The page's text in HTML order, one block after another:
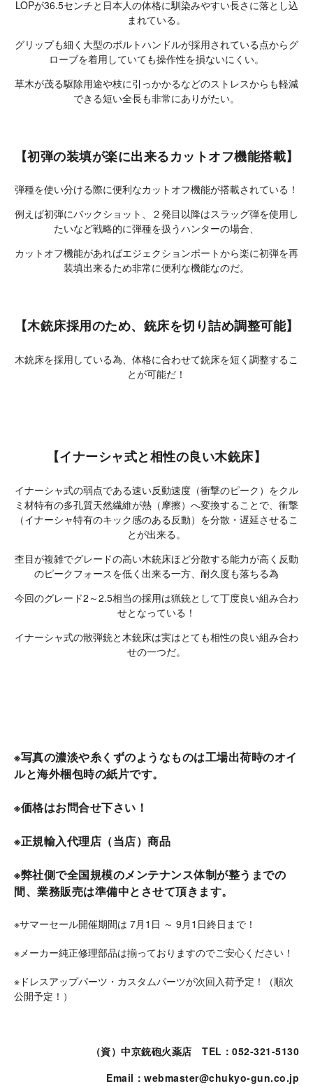
LOPが36.5センチと日本人の体格に馴染みやすい長さに落とし込
まれている。
グリップも細く大型のボルトハンドルが採用されている点からグ
ローブを着用していても操作性を損ないにくい。
草木が茂る駆除用途や枝に引っかかるなどのストレスからも軽減
できる短い全長も非常にありがたい。
【初弾の装填が楽に出来るカットオフ機能搭載】
弾種を使い分ける際に便利なカットオフ機能が搭載されている！
例えば初弾にバックショット、２発目以降はスラッグ弾を使用し
たいなど戦略的に弾種を扱うハンターの場合、
カットオフ機能があればエジェクションポートから楽に初弾を再
装填出来るため非常に便利な機能なのだ。
【木銃床採用のため、銃床を切り詰め調整可能】
木銃床を採用している為、体格に合わせて銃床を短く調整するこ
とが可能だ！
【イナーシャ式と相性の良い木銃床】
イナーシャ式の弱点である速い反動速度（衝撃のピーク）をクル
ミ材特有の多孔質天然繊維が熱（摩擦）へ変換することで、衝撃
（イナーシャ特有のキック感のある反動）を分散・遅延させるこ
とが出来る。
杢目が複雑でグレードの高い木銃床ほど分散する能力が高く反動
のピークフォースを低く出来る一方、耐久度も落ちる為
今回のグレード2～2.5相当の採用は猟銃として丁度良い組み合わ
せとなっている！
イナーシャ式の散弾銃と木銃床は実はとても相性の良い組み合わ
せの一つだ。
※写真の濃淡や糸くずのようなものは工場出荷時のオイ
ルと海外梱包時の紙片です。
※価格はお問合せ下さい！
※正規輸入代理店（当店）商品
※弊社側で全国規模のメンテナンス体制が整うまでの
間、業務販売は準備中とさせて頂きます。
※サマーセール開催期間は 7月1日 ～ 9月1日終日まで！
※メーカー純正修理部品は揃っておりますのでご安心ください！
※ドレスアップパーツ・カスタムパーツが次回入荷予定！（順次
公開予定！）
（資）中京銃砲火薬店 TEL：052-321-5130
Email：webmaster@chukyo-gun.co.jp